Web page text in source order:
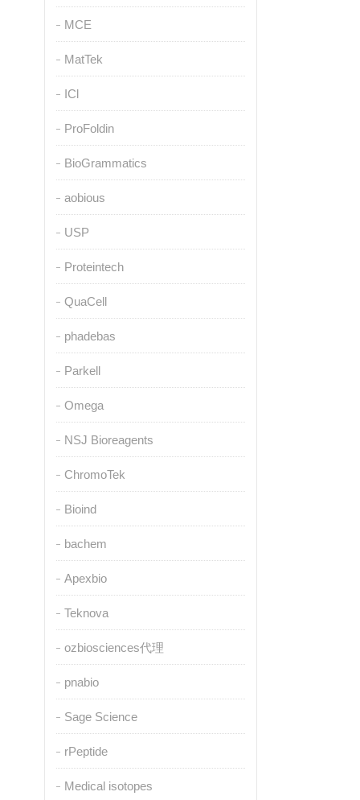
MCE
MatTek
ICl
ProFoldin
BioGrammatics
aobious
USP
Proteintech
QuaCell
phadebas
Parkell
Omega
NSJ Bioreagents
ChromoTek
Bioind
bachem
Apexbio
Teknova
ozbiosciences代理
pnabio
Sage Science
rPeptide
Medical isotopes